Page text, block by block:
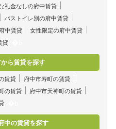
礼金なしの府中賃貸
バストイレ別の府中賃貸
中賃貸
女性限定の府中賃貸
貸
ら賃貸を探す
賃貸
府中市寿町の賃貸
の賃貸
府中市天神町の賃貸
中の賃貸を探す